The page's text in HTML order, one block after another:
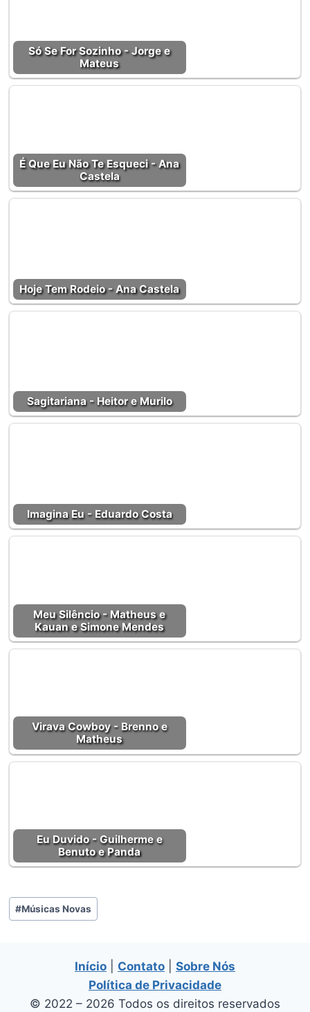
Só Se For Sozinho - Jorge e
Mateus
É Que Eu Não Te Esqueci - Ana
Castela
Hoje Tem Rodeio - Ana Castela
Sagitariana - Heitor e Murilo
Imagina Eu - Eduardo Costa
Meu Silêncio - Matheus e
Kauan e Simone Mendes
Virava Cowboy - Brenno e
Matheus
Eu Duvido - Guilherme e
Benuto e Panda
Tags
do
#Músicas Novas
Início Contato
Sobre Nós
Política de Privacidade
© 2022 – 2026 Todos os direitos reservados